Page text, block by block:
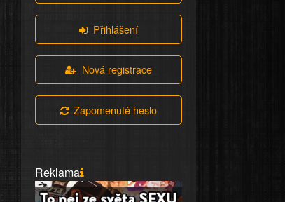
Přihlášení
Nová registrace
Zapomenuté heslo
Reklama